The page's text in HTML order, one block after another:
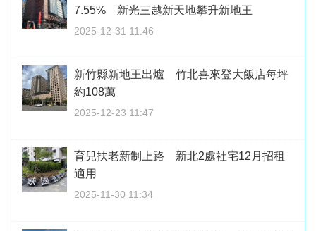
7.55% 新光三越新天地攀升新地王
2025-12-31 11:46
新竹縣新地王出爐 竹北喜來登大飯店每坪
約108萬
2025-12-23 11:47
育兒扶老新制上路 新北2處社宅12月招租
適用
2025-11-30 11:34